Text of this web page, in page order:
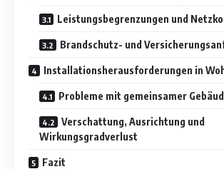
Leistungsbegrenzungen und
Brandschutz- und
Installationsherausforderungen in
Probleme mit gemeinsamer
Verschattung, Ausrichtung und
Wirkungsgradverlust
Fazit